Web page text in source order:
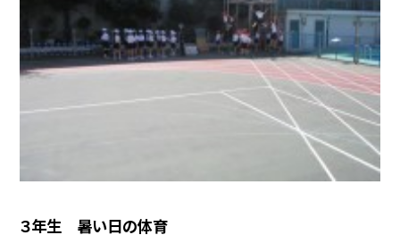
３年生 暑い日の体育